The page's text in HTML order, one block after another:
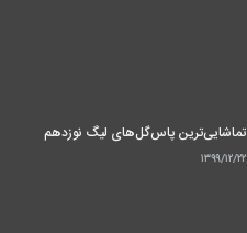
تماشایی‌ترین پاس‌گل‌های لیگ نوزدهم
۱۳۹۹/۱۲/۲۲